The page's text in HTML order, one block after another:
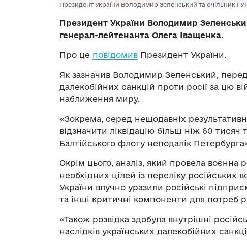
Президент України Володимир Зеленський та очільник
Президент України Володимир
генерал-лейтенанта Олега Іващенка.
Про це повідомив Президент України.
Як зазначив Володимир Зеленський,
далекобійних санкцій проти росії за цю
наближення миру.
«Зокрема, серед нещодавніх
відзначити ліквідацію більш ніж 60 тисяч
Балтійського флоту неподалік
Окрім цього, аналіз, який провела воєнна
необхідних цілей із переліку
України влучно уразили російські
та інші критичні компоненти для потреб
«Також розвідка здобула внутрішні
наслідків українських далекобійних